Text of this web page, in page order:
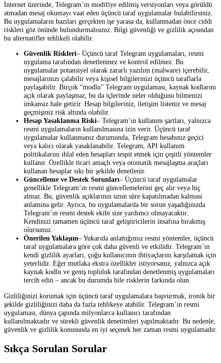
İnternet üzerinde, Telegram’ın modifiye edilmiş versiyonları veya görüldü
atmadan mesaj okumayı vaat eden üçüncü taraf uygulamalar bulabilirsiniz.
Bu uygulamaların bazıları gerçekten işe yarasa da, kullanmadan önce ciddi
riskleri göz önünde bulundurmalısınız. Bilgi güvenliği ve gizlilik açısından
bu alternatifler tehlikeli olabilir.
Güvenlik Riskleri– Üçüncü taraf Telegram uygulamaları, resmi
uygulama tarafından denetlenmez ve kontrol edilmez. Bu
uygulamalar potansiyel olarak zararlı yazılım (malware) içerebilir,
mesajlarınızı çalabilir veya kişisel bilgilerinizi üçüncü taraflarla
paylaşabilir. Birçok “modlu” Telegram uygulaması, kaynak kodlarını
açık olarak paylaşmaz, bu da içlerinde neler olduğunu bilmenizi
imkansız hale getirir. Hesap bilgileriniz, iletişim listeniz ve mesaj
geçmişiniz risk altında olabilir.
Hesap Yasaklanma Riski– Telegram’ın kullanım şartları, yalnızca
resmi uygulamaların kullanılmasına izin verir. Üçüncü taraf
uygulamalar kullanmanız durumunda, Telegram hesabınız geçici
veya kalıcı olarak yasaklanabilir. Telegram, API kullanım
politikalarını ihlal eden hesapları tespit etmek için çeşitli yöntemler
kullanır. Özellikle ticari amaçlı veya otomatik mesajlaşma araçları
kullanan hesaplar sıkı bir şekilde denetlenir.
Güncelleme ve Destek Sorunları– Üçüncü taraf uygulamalar
genellikle Telegram’ın resmi güncellemelerini geç alır veya hiç
almaz. Bu, güvenlik açıklarının uzun süre kapatılmadan kalması
anlamına gelir. Ayrıca, bu uygulamalarda bir sorun yaşadığınızda
Telegram’ın resmi destek ekibi size yardımcı olmayacaktır.
Kendinizi tamamen üçüncü taraf geliştiricilerin insafına bırakmış
olursunuz.
Önerilen Yaklaşım– Yukarıda anlattığımız resmi yöntemler, üçüncü
taraf uygulamalara göre çok daha güvenli ve etkilidir. Telegram’ın
kendi gizlilik ayarları, çoğu kullanıcının ihtiyaçlarını karşılamak için
yeterlidir. Eğer mutlaka ekstra özellikler istiyorsanız, yalnızca açık
kaynak kodlu ve geniş topluluk tarafından denetlenmiş uygulamaları
tercih edin – ancak bu durumda bile risklerin farkında olun.
Gizliliğinizi korumak için üçüncü taraf uygulamalara başvurmak, ironik bir
şekilde gizliliğinizi daha da fazla tehlikeye atabilir. Telegram’ın resmi
uygulaması, dünya çapında milyonlarca kullanıcı tarafından
kullanılmaktadır ve sürekli güvenlik denetimleri yapılmaktadır. Bu nedenle,
güvenlik ve gizlilik konusunda en iyi seçenek her zaman resmi uygulamadır.
Sıkça Sorulan Sorular